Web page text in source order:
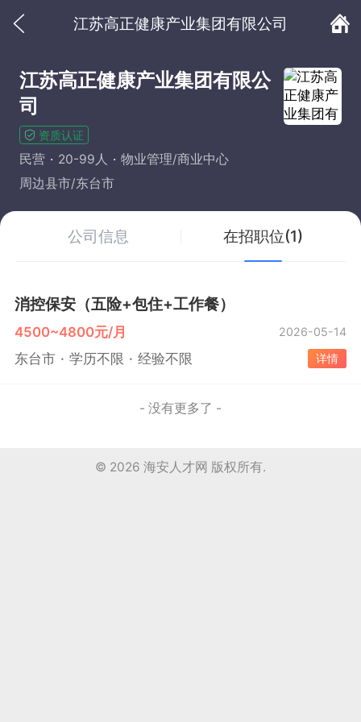
江苏高正健康产业集团有限公司
江苏高正健康产业集团有限公
司
资质认证
民营 20-99人
物业管理/商业中心
周边县市/东台市
公司信息 在招职位(1)
消控保安（五险+包住+工作餐）
4500~4800元/月 2026-05-14
东台市 学历不限 经验不限 详情
- 没有更多了 -
© 2026 海安人才网 版权所有.